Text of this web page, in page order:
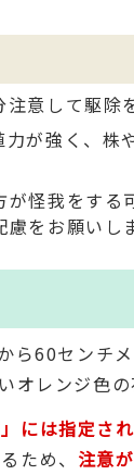
意して駆除
が強く、株
怪我をする
をお願いし
ら60センチ
レンジ色の
には指定さ
ため、 注意